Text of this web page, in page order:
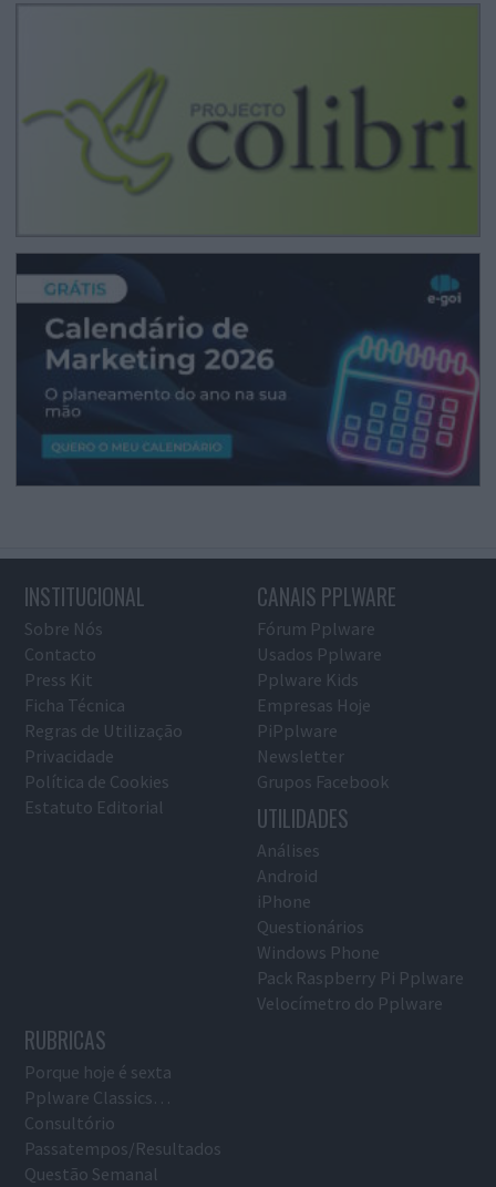
INSTITUCIONAL
Sobre Nós
Contacto
Press Kit
Ficha Técnica
Regras de Utilização
Privacidade
Política de Cookies
Estatuto Editorial
CANAIS PPLWARE
Fórum Pplware
Usados Pplware
Pplware Kids
Empresas Hoje
PiPplware
Newsletter
Grupos Facebook
UTILIDADES
Análises
Android
iPhone
Questionários
Windows Phone
Pack Raspberry Pi Pplware
Velocímetro do Pplware
RUBRICAS
Porque hoje é sexta
Pplware Classics…
Consultório
Passatempos/Resultados
Questão Semanal